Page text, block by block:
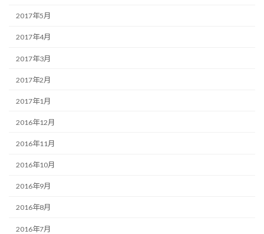
2017年5月
2017年4月
2017年3月
2017年2月
2017年1月
2016年12月
2016年11月
2016年10月
2016年9月
2016年8月
2016年7月